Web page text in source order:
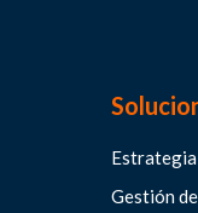
Gestión